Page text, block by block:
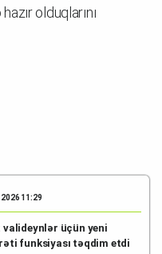
olduqlarını
11:29
valideynlər üçün yeni
funksiyası təqdim etdi